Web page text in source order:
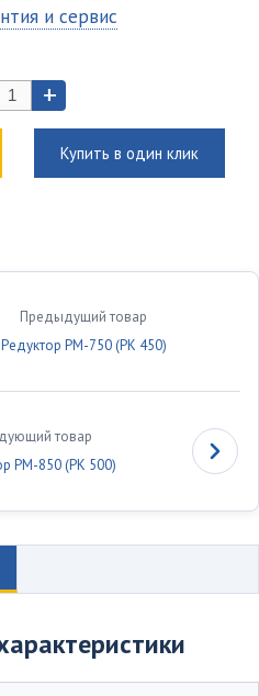
и сервис
+
Купить в один клик
Предыдущий товар
Редуктор РМ-750 (РК 450)
товар
РМ-850 (РК 500)